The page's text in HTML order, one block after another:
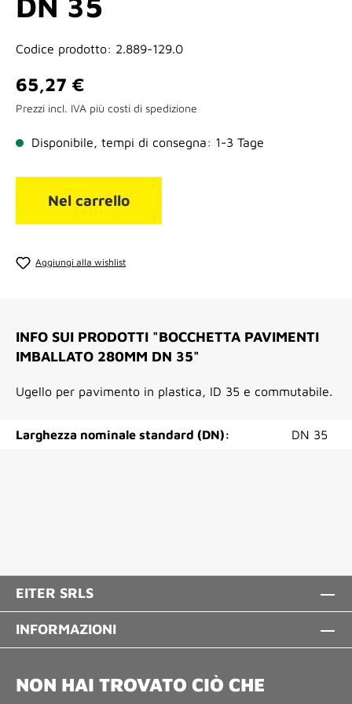
Codice prodotto: 2.889-129.0
Prezzo normale:
65,27 €
Prezzi incl. IVA più costi di spedizione
Disponibile, tempi di consegna: 1-3 Tage
Nel carrello
Aggiungi alla wishlist
INFO SUI PRODOTTI "BOCCHETTA PAVIMENTI
IMBALLATO 280MM DN 35"
Ugello per pavimento in plastica, ID 35 e commutabile.
Larghezza nominale standard (DN): DN 35
EITER SRLS
INFORMAZIONI
NON HAI TROVATO CIÒ CHE